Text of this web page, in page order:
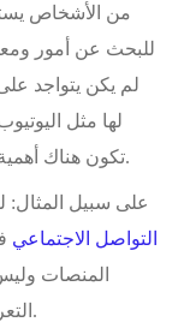
للبحث عن أمور
لم يكن يتواجد
لها مثل
تكون هناك أهمية للقيام بالإعلان على منصة إعلانات جوجل.
على سبيل المثال:
التواصل الاجتماعي
المنصات
التعرف أكثر على أنواع إعلانات جوجل وأهميتها.